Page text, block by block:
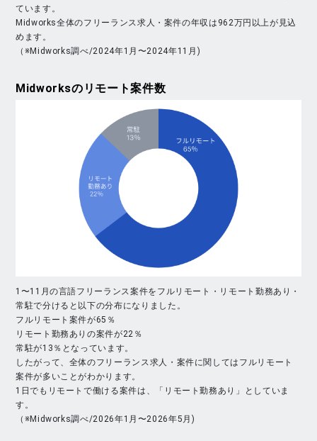
ています。
Midworks全体のフリーランス求人・案件の年収は962万円以上が見込
めます。
（※Midworks調べ/2024年1月〜2024年11月)
Midworksのリモート案件数
1〜11月の言語フリーランス案件をフルリモート・リモート勤務あり・
常駐で分けると以下の分布になりました。
フルリモート案件が65％
リモート勤務ありの案件が22％
常駐が13％となっています。
したがって、全体のフリーランス求人・案件に関してはフルリモート
案件が多いことがわかります。
1日でもリモートで働ける案件は、「リモート勤務あり」としていま
す。
（※Midworks調べ/2026年1月〜2026年5月)